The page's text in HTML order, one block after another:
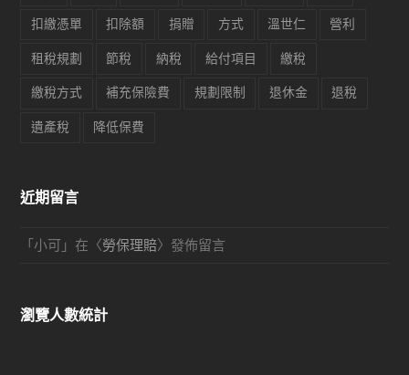
扣繳憑單 扣除額 捐贈 方式 溫世仁 營利
租稅規劃 節稅 納稅 給付項目 繳稅
繳稅方式 補充保險費 規劃限制 退休金 退稅
遺產稅 降低保費
近期留言
「 小可 」在〈勞保理賠〉發佈留言
瀏覽人數統計